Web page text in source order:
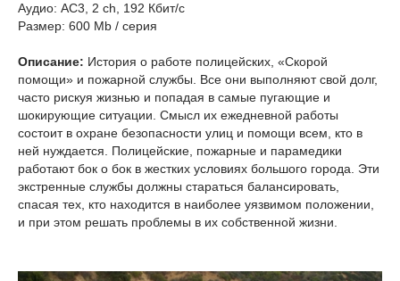
Аудио: AC3, 2 ch, 192 Кбит/с
Размер: 600 Mb / серия
Описание: История о работе полицейских, «Скорой
помощи» и пожарной службы. Все они выполняют свой долг,
часто рискуя жизнью и попадая в самые пугающие и
шокирующие ситуации. Смысл их ежедневной работы
состоит в охране безопасности улиц и помощи всем, кто в
ней нуждается. Полицейские, пожарные и парамедики
работают бок о бок в жестких условиях большого города. Эти
экстренные службы должны стараться балансировать,
спасая тех, кто находится в наиболее уязвимом положении,
и при этом решать проблемы в их собственной жизни.